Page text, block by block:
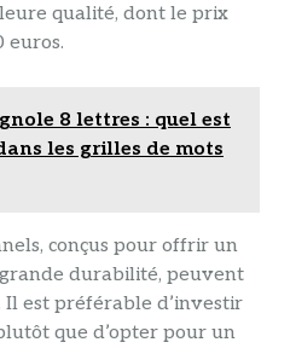
qualité, dont le prix
euros.
8 lettres : quel est
les grilles de mots
conçus pour offrir un
durabilité, peuvent
Il est préférable d’investir
que d’opter pour un